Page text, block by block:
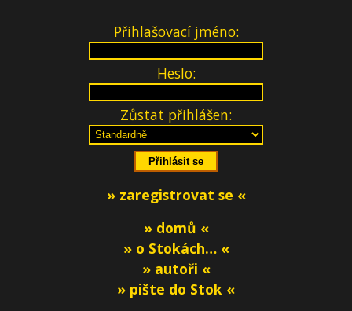
Přihlašovací jméno:
Heslo:
Zůstat přihlášen:
» zaregistrovat se «
» domů «
» o Stokách… «
» autoři «
» pište do Stok «